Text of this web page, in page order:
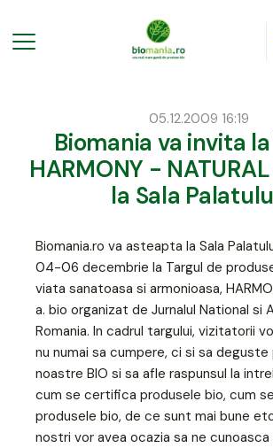
Biomania va invita
HARMONY -
la Sala
05.12.2009 16:19
Biomania.ro va asteapta la Sala
04-06 decembrie la Targul de
viata sanatoasa si armonioasa,
a. bio organizat de Jurnalul National si
Romania. In cadrul targului, vizitatorii
nu numai sa cumpere, ci si sa deguste
noastre BIO si sa afle raspunsul la
cum se certifica produsele bio, cum
produsele bio, de ce sunt mai bune
nostri vor avea ocazia sa ne cunoasca